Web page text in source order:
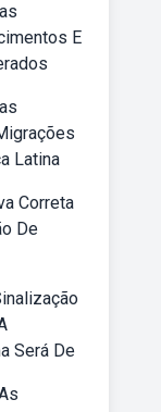
E
Latina
Correta
De
Será De